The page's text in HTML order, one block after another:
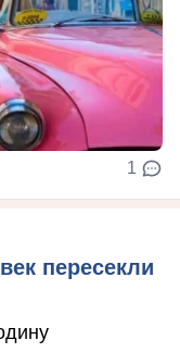
1
пересекли